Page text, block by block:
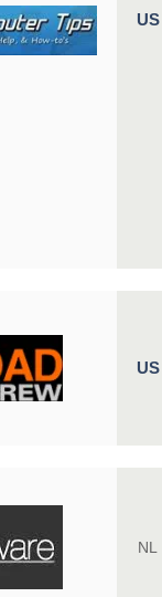
US
US
NL